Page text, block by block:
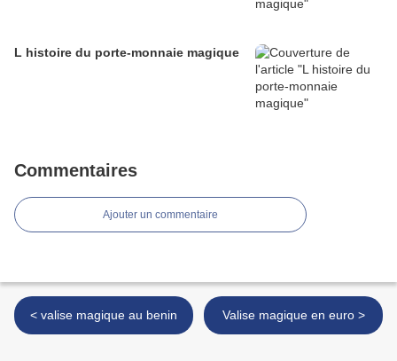
L histoire du porte-monnaie magique
Commentaires
Ajouter un commentaire
< valise magique au benin Valise magique en euro >